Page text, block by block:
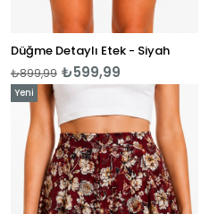
Düğme Detaylı Etek - Siyah
₺599,99
₺899,99
Yeni
Ürün